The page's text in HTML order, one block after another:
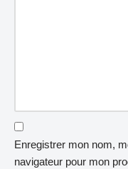
Enregistrer mon nom,
navigateur pour mon